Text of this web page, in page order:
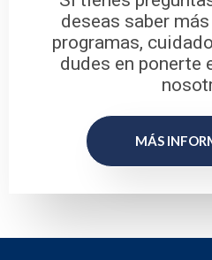
deseas saber
programas,
dudes en ponerte
MÁS